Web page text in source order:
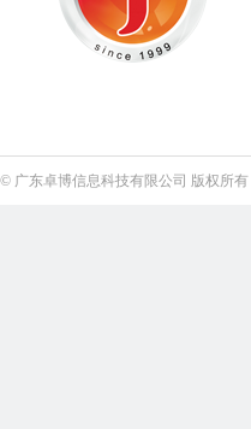
© 广东卓博信息科技有限公司 版权所有